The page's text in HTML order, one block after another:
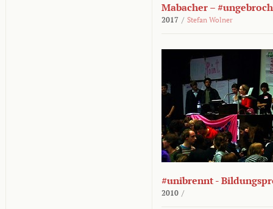
Mabacher –
2017 / Stefan Wolner
#unibrennt -
2010 /